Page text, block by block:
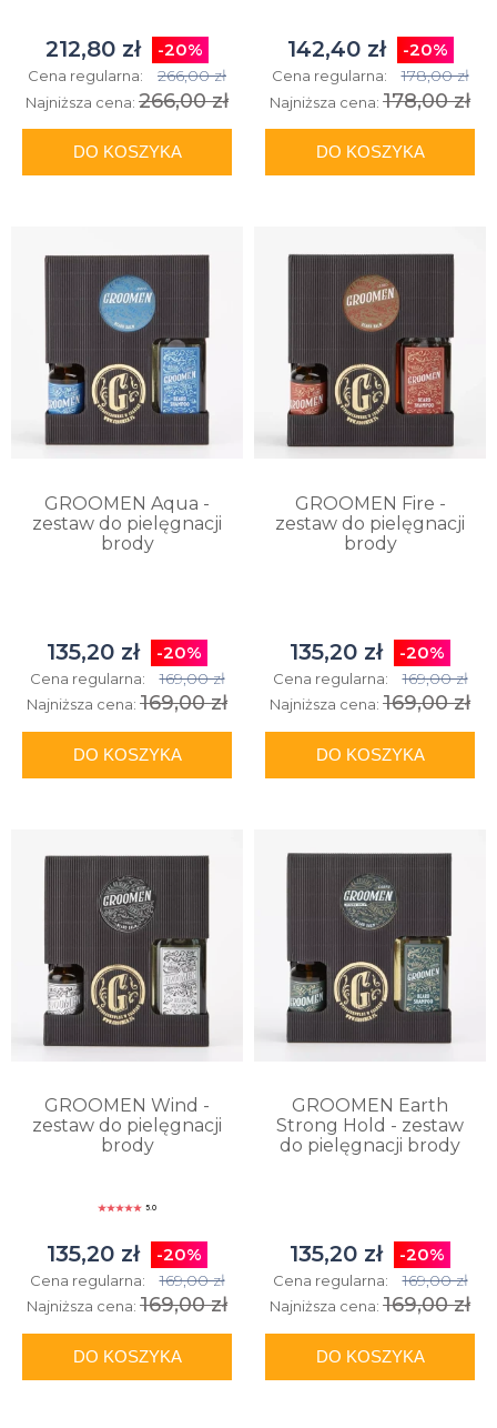
212,80 zł -20%
Cena regularna: 266,00 zł
Najniższa cena: 266,00 zł
DO KOSZYKA
142,40 zł -20%
Cena regularna: 178,00 zł
Najniższa cena: 178,00 zł
DO KOSZYKA
GROOMEN Aqua -
zestaw do pielęgnacji
brody
135,20 zł -20%
Cena regularna: 169,00 zł
Najniższa cena: 169,00 zł
DO KOSZYKA
GROOMEN Fire -
zestaw do pielęgnacji
brody
135,20 zł -20%
Cena regularna: 169,00 zł
Najniższa cena: 169,00 zł
DO KOSZYKA
GROOMEN Wind -
zestaw do pielęgnacji
brody
5.0
135,20 zł -20%
Cena regularna: 169,00 zł
Najniższa cena: 169,00 zł
DO KOSZYKA
GROOMEN Earth
Strong Hold - zestaw
do pielęgnacji brody
135,20 zł -20%
Cena regularna: 169,00 zł
Najniższa cena: 169,00 zł
DO KOSZYKA